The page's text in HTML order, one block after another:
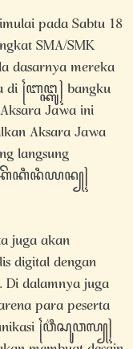
pada Sabtu 18
SMA/SMK
dasarnya mereka
di ꧌ꦧꦔ꧀ꦏꦸ꧍ bangku
Jawa ini
Aksara Jawa
langsung
꧌ꦏꦼꦏꦶꦤꦶꦪꦤ꧀꧍
juga akan
dengan
Di dalamnya juga
para peserta
꧌ꦮ꦳ꦶꦱꦸꦮꦭ꧀꧍